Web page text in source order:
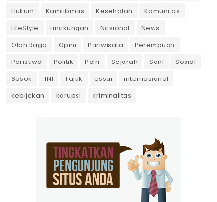
Hukum
Kamtibmas Kesehatan
Komunitas
LifeStyle
Lingkungan Nasional
News
Olah Raga
Opini Pariwisata
Perempuan
Peristiwa
Politik Polri Sejarah Seni
Sosial
Sosok
TNI Tajuk essai
internasional
kebijakan
korupsi kriminalitas